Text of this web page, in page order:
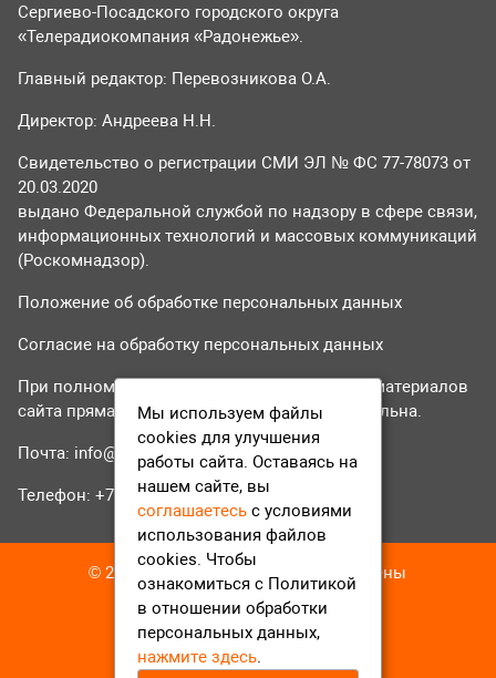
Сергиево-Посадского городского округа
«Телерадиокомпания «Радонежье».
Главный редактор: Перевозникова О.А.
Директор: Андреева Н.Н.
Свидетельство о регистрации СМИ ЭЛ № ФС 77-78073 от
20.03.2020
выдано Федеральной службой по надзору в сфере связи,
информационных технологий и массовых коммуникаций
(Роскомнадзор).
Положение об обработке персональных данных
Согласие на обработку персональных данных
При полном или частичном использовании материалов
сайта прямая гиперссылка на tvr24.tv обязательна.
Почта: info@tvr24.tv
Телефон: +7 (496) 551-04-95
© 2016-2023 ТВР24 Все права защищены
Мы используем файлы
cookies для улучшения
работы сайта. Оставаясь на
нашем сайте, вы
соглашаетесь с условиями
использования файлов
cookies. Чтобы
ознакомиться с Политикой
в отношении обработки
персональных данных,
нажмите здесь.